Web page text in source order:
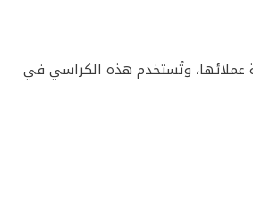
عملائها، وتُستخدم هذه الكراسي في